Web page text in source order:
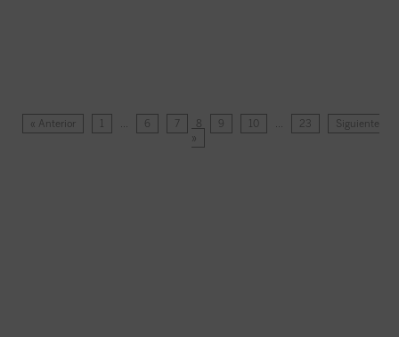
« Anterior 1 … 6 7 8 9 10 … 23
Siguiente
»